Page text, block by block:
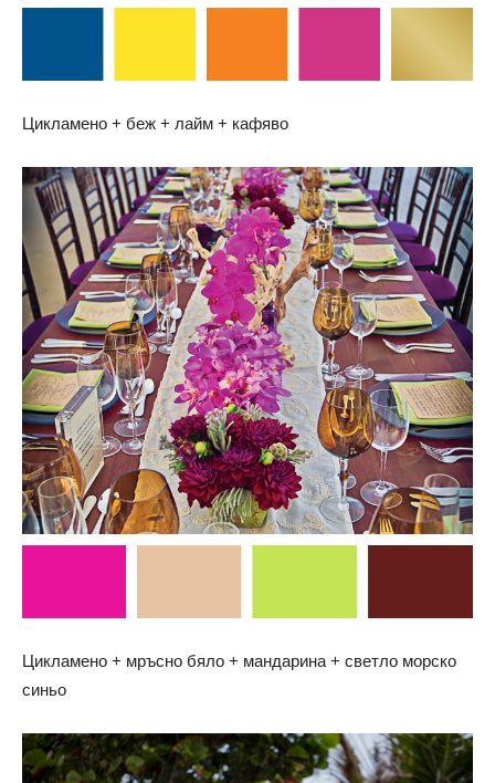
Цикламено + беж + лайм + кафяво
Цикламено + мръсно бяло + мандарина + светло морско
синьо